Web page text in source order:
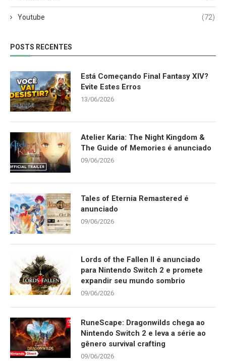
Youtube (72)
POSTS RECENTES
Está Começando Final Fantasy XIV?
Evite Estes Erros
13/06/2026
Atelier Karia: The Night Kingdom &
The Guide of Memories é anunciado
09/06/2026
Tales of Eternia Remastered é
anunciado
09/06/2026
Lords of the Fallen II é anunciado
para Nintendo Switch 2 e promete
expandir seu mundo sombrio
09/06/2026
RuneScape: Dragonwilds chega ao
Nintendo Switch 2 e leva a série ao
gênero survival crafting
09/06/2026